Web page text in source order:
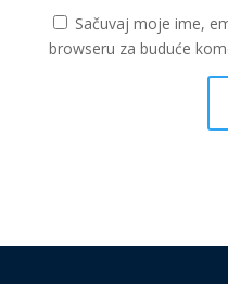
Sačuvaj moje ime,
browseru za buduće